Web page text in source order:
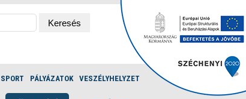
SPORT PÁLYÁZATOK VESZÉLYHELYZET